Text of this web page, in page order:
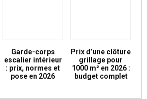
Garde-corps
escalier intérieur
: prix, normes et
pose en 2026
Prix d’une clôture
grillage pour
1000 m² en 2026 :
budget complet